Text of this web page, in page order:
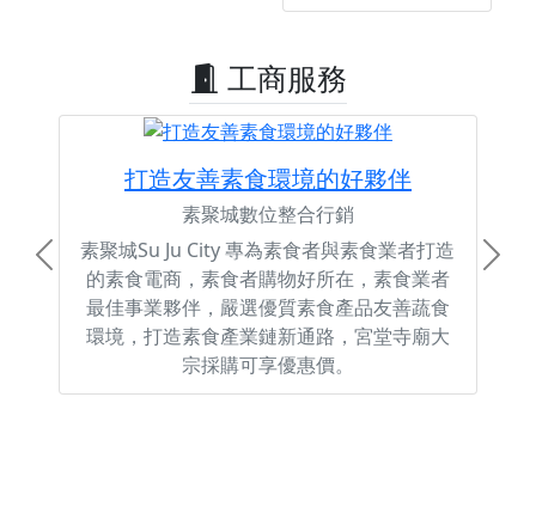
工商服務
打造友善素食環境的好夥伴
素聚城數位整合行銷
素聚城Su Ju City 專為素食者與素食業者打造
的素食電商，素食者購物好所在，素食業者
最佳事業夥伴，嚴選優質素食產品友善蔬食
環境，打造素食產業鏈新通路，宮堂寺廟大
宗採購可享優惠價。
Previous Next